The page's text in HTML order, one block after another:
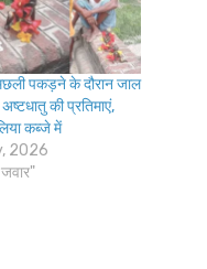
पकड़ने के दौरान जाल
अष्टधातु की प्रतिमाएं,
कब्जे में
2026